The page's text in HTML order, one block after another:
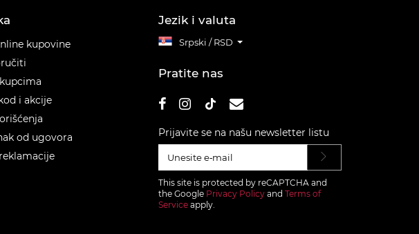
kupovine
i akcije
od ugovora
Jezik i valuta
Srpski / RSD
Pratite nas
Prijavite se na našu newsletter listu
This site is protected by reCAPTCHA and
the Google Privacy Policy and Terms of
Service apply.